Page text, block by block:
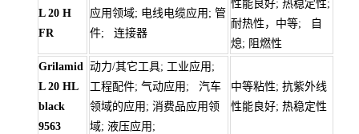
L 20 H
FR
应用领域; 电线电缆应用; 管
件; 连接器
性能良好; 热稳定性;
耐热性，中等; 自
熄; 阻燃性
Grilamid
L 20 HL
black
9563
动力/其它工具; 工业应用;
工程配件; 气动应用; 汽车
领域的应用; 消费品应用领
域; 液压应用;
中等粘性; 抗紫外线
性能良好; 热稳定性